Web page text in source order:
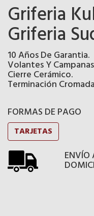
Griferia
Griferia
10 Años De Garantia.
Volantes Y
Cierre Cerámico.
Terminación
FORMAS DE PAGO
TARJETAS
ENVÍO